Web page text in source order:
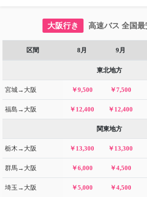
大阪行き 高速バス 全国
区間 8月 9月
東北地方
宮城→大阪 ￥9,500 ￥7,500
福島→大阪 ￥12,400 ￥12,400
関東地方
栃木→大阪 ￥13,300 ￥13,300
群馬→大阪 ￥6,000 ￥4,500
埼玉→大阪 ￥5,000 ￥4,500